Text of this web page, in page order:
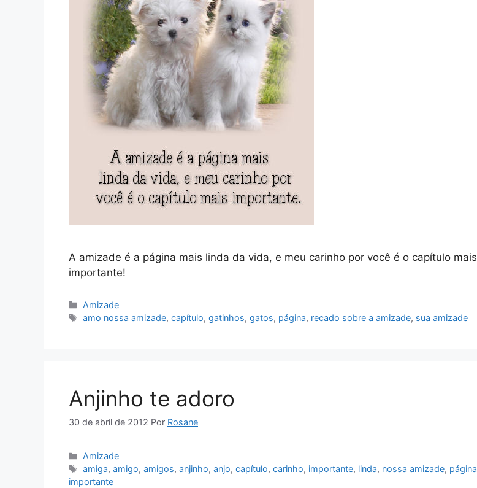
A amizade é a página mais linda da vida, e meu carinho por você é o capítulo mais
importante!
Categorias
Amizade
Tags
amo nossa amizade,capítulo,gatinhos,gatos, página, recado sobre a amizade, sua amizade
Anjinho te adoro
30 de abril de 2012 Por Rosane
Categorias
Amizade
Tags
amiga,amigo,amigos,anjinho,anjo,capítulo,carinho, importante, linda, nossa amizade, página
importante